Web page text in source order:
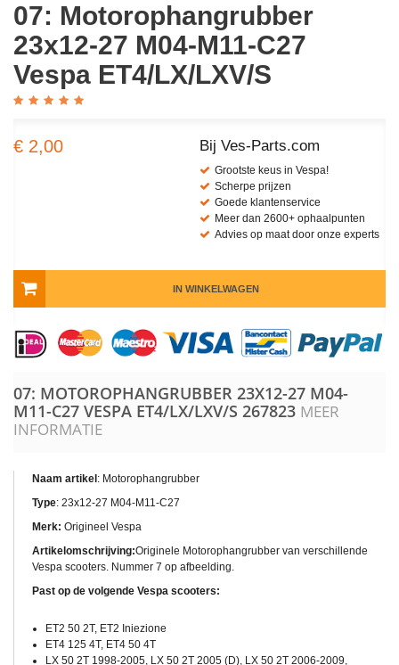
07: Motorophangrubber
23x12-27 M04-M11-C27
Vespa ET4/LX/LXV/S
€ 2,00 Bij Ves-Parts.com
Grootste keus in Vespa!
Scherpe prijzen
Goede klantenservice
Meer dan 2600+ ophaalpunten
Advies op maat door onze experts
IN WINKELWAGEN
07: MOTOROPHANGRUBBER 23X12-27 M04-
M11-C27 VESPA ET4/LX/LXV/S 267823 MEER
INFORMATIE
Naam artikel : Motorophangrubber
Type: 23x12-27 M04-M11-C27
Merk: Origineel Vespa
Artikelomschrijving:Originele Motorophangrubber van verschillende
Vespa scooters. Nummer 7 op afbeelding.
Past op de volgende Vespa scooters:
ET2 50 2T, ET2 Iniezione
ET4 125 4T, ET4 50 4T
LX 50 2T 1998-2005, LX 50 2T 2005 (D), LX 50 2T 2006-2009,